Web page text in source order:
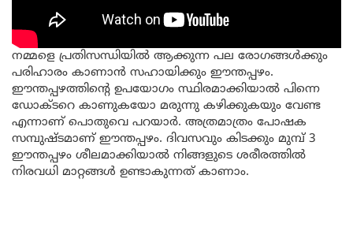
നമ്മളെ പ്രതിസന്ധിയിൽ ആക്കുന്ന പല രോഗങ്ങൾക്കും
പരിഹാരം കാണാൻ സഹായിക്കും ഈന്തപ്പഴം.
ഈന്തപ്പഴത്തിന്റെ ഉപയോഗം സ്ഥിരമാക്കിയാൽ പിന്നെ
ഡോക്ടറെ കാണുകയോ മരുന്നു കഴിക്കുകയും വേണ്ട
എന്നാണ് പൊതുവെ പറയാർ. അത്രമാത്രം പോഷക
സമ്പുഷ്ടമാണ് ഈന്തപ്പഴം. ദിവസവും കിടക്കും മുമ്പ് 3
ഈന്തപ്പഴം ശീലമാക്കിയാൽ നിങ്ങളുടെ ശരീരത്തിൽ
നിരവധി മാറ്റങ്ങൾ ഉണ്ടാകുന്നത് കാണാം.